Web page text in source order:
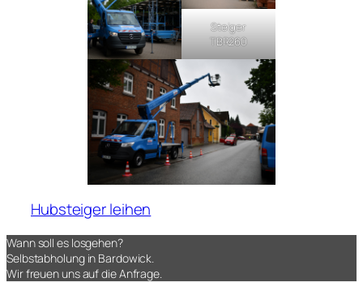
Steiger
TBR260
Hubsteiger leihen
Wann soll es losgehen?
Selbstabholung in Bardowick.
Wir freuen uns auf die Anfrage.